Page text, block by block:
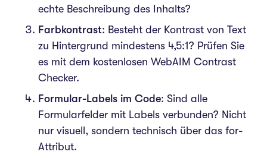
echte Beschreibung des Inhalts?
Farbkontrast: Besteht der Kontrast von Text
zu Hintergrund mindestens 4,5:1? Prüfen Sie
es mit dem kostenlosen WebAIM Contrast
Checker.
Formular-Labels im Code: Sind alle
Formularfelder mit Labels verbunden? Nicht
nur visuell, sondern technisch über das for-
Attribut.